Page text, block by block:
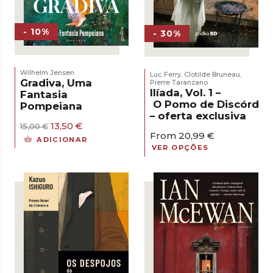
- 10%
Wilhelm Jensen
Gradiva, Uma
Fantasia
Pompeiana
15,00€ O
preço
original
13,50 €
preço
atual
ADICIONAR
- 30%
Luc Ferry, Clotilde Bruneau
Pierre Taranzano
Ilíada, Vol. 1 –
O Pomo de Discórdia
– oferta exclusiva
From 20,99 €
VER OPÇÕES